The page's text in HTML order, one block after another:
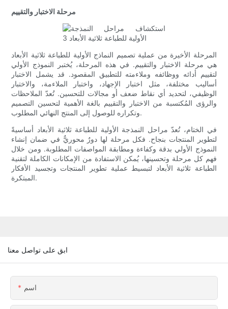
مرحلة الاختبار والتقييم
المرحلة الأخيرة من عملية تصميم النماذج الأولية للطباعة ثلاثية الأبعاد
هي مرحلة الاختبار والتقييم. في هذه المرحلة، يُختبر النموذج الأولي
لتقييم أدائه ووظائفه وملاءمته للتطبيق المقصود. قد يشمل الاختبار
أساليب مختلفة، مثل اختبار الإجهاد، واختبار الملاءمة، والاختبار
الوظيفي، لتحديد أي نقاط ضعف أو مجالات للتحسين. تُعدّ الملاحظات
والرؤى المُكتسبة من الاختبار والتقييم بالغة الأهمية لتحسين التصميم
وتكراره للوصول إلى المنتج النهائي المطلوب.
في الختام، تُعدّ مراحل النمذجة الأولية للطباعة ثلاثية الأبعاد أساسيةً
لتطوير المنتجات بنجاح. فكل مرحلة لها دورٌ محوريٌّ في ضمان إنشاء
النموذج الأولي بدقة وكفاءة ومطابقة المواصفات المطلوبة. ومن خلال
فهم كل مرحلة وتحسينها، يُمكن الاستفادة من الإمكانات الكاملة لتقنية
الطباعة ثلاثية الأبعاد لتبسيط عملية تطوير المنتجات وتجسيد الأفكار
المبتكرة.
ابق على تواصل معنا
اسم